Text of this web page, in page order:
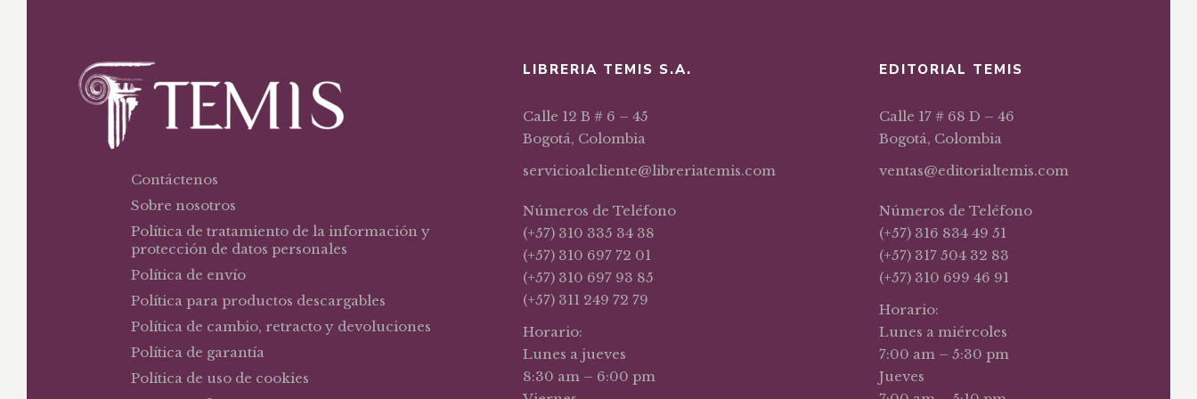
Contáctenos
Sobre nosotros
Política de tratamiento de la información y
protección de datos personales
Política de envío
Política para productos descargables
Política de cambio, retracto y devoluciones
Política de garantía
Política de uso de cookies
LIBRERIA TEMIS S.A.
Calle 12 B # 6 – 45
Bogotá, Colombia
servicioalcliente@libreriatemis.com
Números de Teléfono
(+57) 310 335 34 38
(+57) 310 697 72 01
(+57) 310 697 93 85
(+57) 311 249 72 79
Horario:
Lunes a jueves
8:30 am – 6:00 pm
EDITORIAL TEMIS
Calle 17 # 68 D – 46
Bogotá, Colombia
ventas@editorialtemis.com
Números de Teléfono
(+57) 316 834 49 51
(+57) 317 504 32 83
(+57) 310 699 46 91
Horario:
Lunes a miércoles
7:00 am – 5:30 pm
Jueves